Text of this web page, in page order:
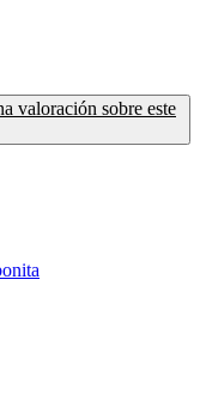
valoración sobre este